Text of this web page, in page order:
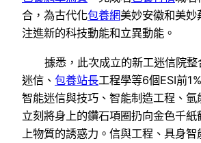
合，為古代化包養網美妙安徽和美妙
注進新的科技動能和立異動能。
據悉，此次成立的新工迷信院
迷信、 包養站長工程學等6個ESI前
智能迷信與技巧、智能制造工程、氫
立刻將身上的鑽石項圈扔向金色千
上物質的誘惑力。信與工程、具身